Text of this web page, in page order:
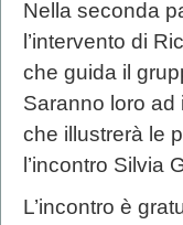
Nella seconda
l’intervento di
che guida il
Saranno loro ad
che illustrerà le
l’incontro Silvia
L’incontro è